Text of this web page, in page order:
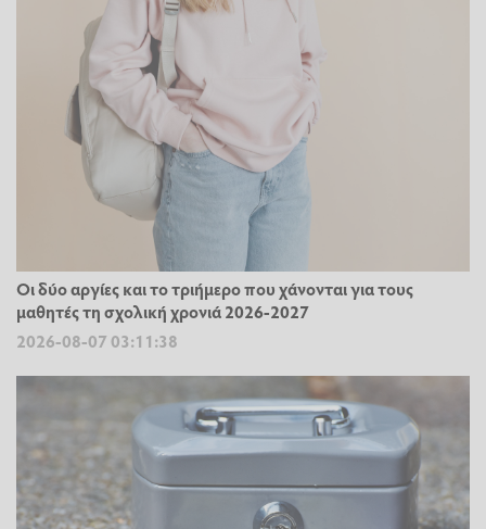
Οι δύο αργίες και το τριήμερο που χάνονται για τους
μαθητές τη σχολική χρονιά 2026-2027
2026-08-07 03:11:38